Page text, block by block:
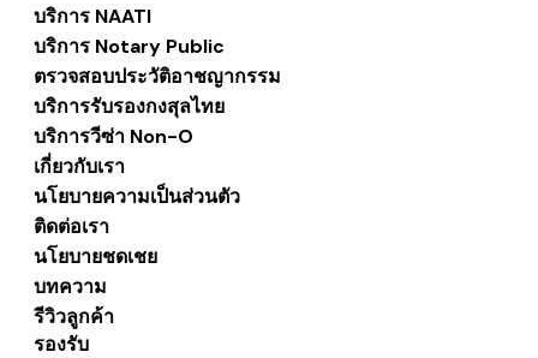
บริการ NAATI
บริการ Notary Public
ตรวจสอบประวัติอาชญากรรม
บริการรับรองกงสุลไทย
บริการวีซ่า Non-O
เกี่ยวกับเรา
นโยบายความเป็นส่วนตัว
ติดต่อเรา
นโยบายชดเชย
บทความ
รีวิวลูกค้า
รองรับ